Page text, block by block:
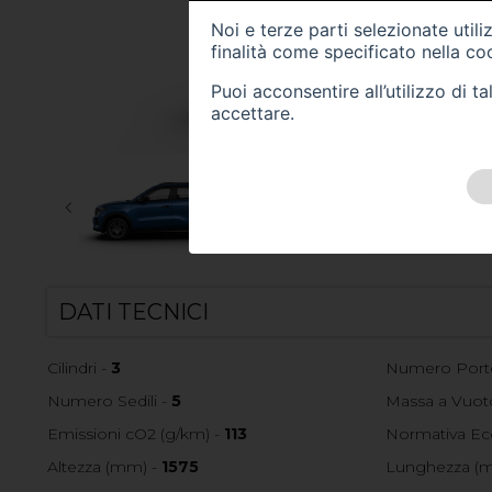
DATI TECNICI
Cilindri - 3 Numero
Numero Sedili - 5 Massa a
Emissioni cO2 (g/km) - 113 Normativa
Altezza (mm) - 1575 Lunghezza
Noi e terze parti selezionate
finalità come specificato nella
Puoi acconsentire all’utilizzo di
accettare.